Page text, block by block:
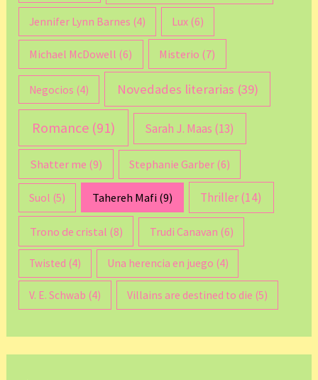
Jennifer Lynn Barnes (4) Lux (6)
Michael McDowell (6) Misterio (7)
Negocios (4) Novedades literarias (39)
Romance (91) Sarah J. Maas (13)
Shatter me (9) Stephanie Garber (6)
Suol (5) Tahereh Mafi (9) Thriller(14)
Trono de cristal (8) Trudi Canavan (6)
Twisted (4) Una herencia en juego (4)
V. E. Schwab (4) Villains are destined to die (5)